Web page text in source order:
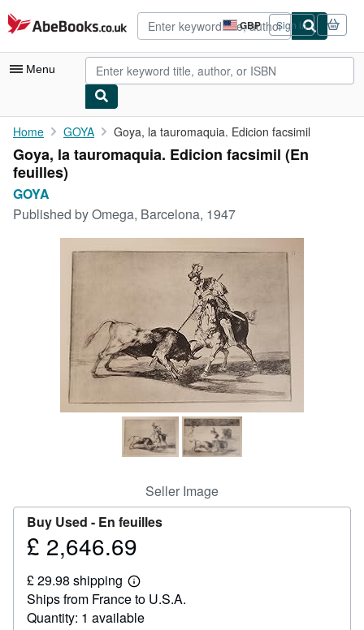
Skip to main content
AbeBooks.co.uk GBP
Site
shopping
preferences
Sign in
Menu
My Account
My Purchases
Advanced Search
Browse Collections
Art & Collectables
Start Selling
CLOSE
Home GOYA Goya, la tauromaquia. Edicion facsimil
Goya, la tauromaquia. Edicion facsimil (En
feuilles)
GOYA
Published byOmega, Barcelona, 1947
Seller Image
Buy Used - En feuilles
Price
2,646.69
£ 2,646.69
£ 29.98 shipping
Learn
more
about
shipping
Ships from France to U.S.A.
Quantity: 1 available